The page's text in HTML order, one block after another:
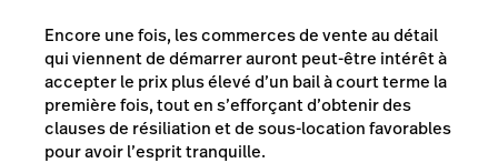
Encore une fois, les commerces de vente au détail
qui viennent de démarrer auront peut-être intérêt à
accepter le prix plus élevé d’un bail à court terme la
première fois, tout en s’efforçant d’obtenir des
clauses de résiliation et de sous-location favorables
pour avoir l’esprit tranquille.